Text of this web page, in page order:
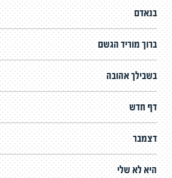
בנאדם
ברוך מוריד הגשם
בשבילך אהובה
דף חדש
דצמבר
היא לא שלי